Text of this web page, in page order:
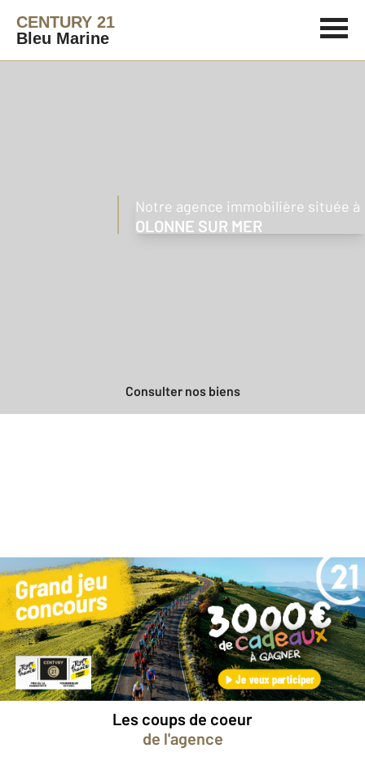
CENTURY 21
Bleu Marine
Notre agence immobilière située à
OLONNE SUR MER
Consulter nos biens
Besoin d'une estimation
gratuitepour votre bien ?
Prendre rendez-vous avec un professionnel
Les coups de coeur
de l'agence